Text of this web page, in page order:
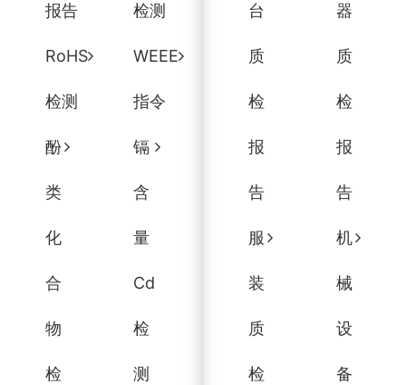
报告 检测
RoHS
检测
WEEE
指令
酚
类
化
合
物
检
镉
含
量
Cd
检
测
台
质
检
报
告
器
质
检
报
告
服
装
质
检
机
械
设
备